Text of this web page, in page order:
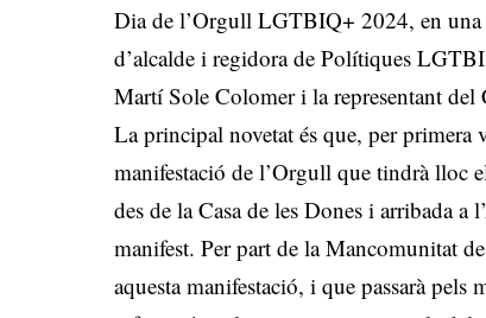
Dia de l’Orgull LGTBIQ+ 2024, en una
d’alcalde i regidora de Polítiques
Martí Sole Colomer i la representant
La principal novetat és que, per primera
manifestació de l’Orgull que tindrà lloc
des de la Casa de les Dones i arribada
manifest. Per part de la Mancomunitat
aquesta manifestació, i que passarà